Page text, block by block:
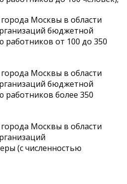
Москвы в области
бюджетной
работников от 100 до 350
Москвы в области
бюджетной
работников более 350
Москвы в области
(с численностью